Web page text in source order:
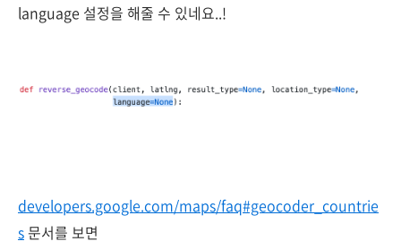
language 설정을 해줄 수 있네요..!
developers.google.com/maps/faq#geocoder_countrie
s문서를 보면